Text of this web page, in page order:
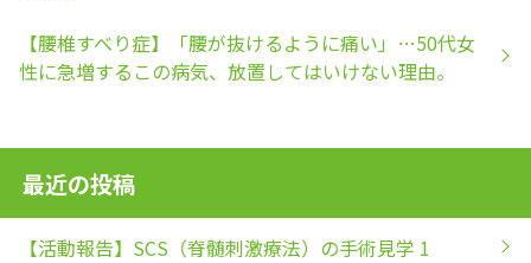
【腰椎すべり症】「腰が抜けるように痛い」…50代女
性に急増するこの病気、放置してはいけない理由。
最近の投稿
【活動報告】SCS（脊髄刺激療法）の手術見学 1